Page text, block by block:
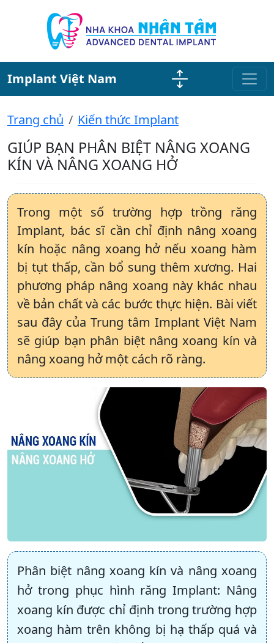
Implant Việt Nam
Trang chủ Kiến thức Implant
GIÚP BẠN PHÂN BIỆT NÂNG XOANG
KÍN VÀ NÂNG XOANG HỞ
Trong một số trường hợp trồng răng
Implant, bác sĩ cần chỉ định nâng xoang
kín hoặc nâng xoang hở nếu xoang hàm
bị tụt thấp, cần bổ sung thêm xương. Hai
phương pháp nâng xoang này khác nhau
về bản chất và các bước thực hiện. Bài viết
sau đây của Trung tâm Implant Việt Nam
sẽ giúp bạn phân biệt nâng xoang kín và
nâng xoang hở một cách rõ ràng.
Phân biệt nâng xoang kín và nâng xoang
hở trong phục hình răng Implant: Nâng
xoang kín được chỉ định trong trường hợp
xoang hàm trên không bị hạ thấp quá và